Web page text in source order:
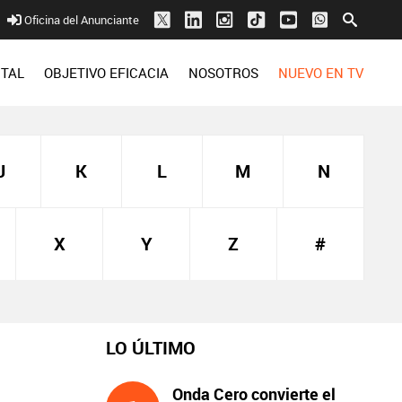
Oficina del Anunciante
OBJETIVO EFICACIA NOSOTROS NUEVO EN TV
K L M N
X Y Z #
LO ÚLTIMO
Onda Cero convierte el